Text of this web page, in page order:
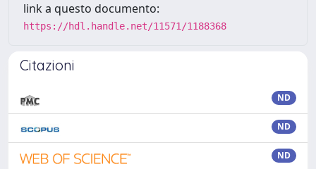
link a questo documento:
https://hdl.handle.net/11571/1188368
Citazioni
ND
ND
ND